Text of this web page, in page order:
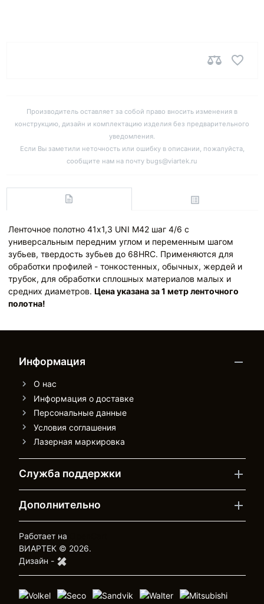
Производитель оставляет за собой право вносить изменения в
конструкцию, дизайн и комплектацию изделия без предварительного
уведомления.
Если Вы заметили неточность или ошибку в описании, пожалуйста,
сообщите нам на почту bugs@viartek.ru
Ленточное полотно 41х1,3 UNI M42 шаг 4/6 с
универсальным передним углом и переменным шагом
зубьев, твердость зубьев до 68HRC. Применяются для
обработки профилей - тонкостенных, обычных, жердей и
трубок, для обработки сплошных материалов малых и
средних диаметров. Цена указана за 1 метр ленточного
полотна!
Информация
О нас
Информация о доставке
Персональные данные
Условия соглашения
Лазерная маркировка
Служба поддержки
Дополнительно
Работает на
ВИАРТЕК © 2026.
Дизайн -